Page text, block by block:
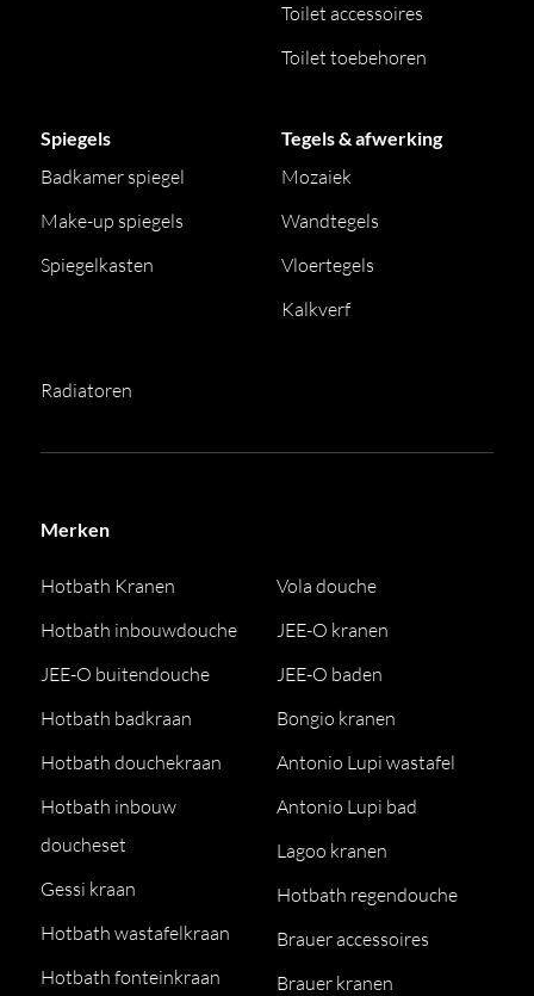
Toilet accessoires
Toilet toebehoren
Spiegels
Badkamer spiegel
Make-up spiegels
Spiegelkasten
Tegels & afwerking
Mozaiek
Wandtegels
Vloertegels
Kalkverf
Radiatoren
Merken
Hotbath Kranen
Hotbath inbouwdouche
JEE-O buitendouche
Hotbath badkraan
Hotbath douchekraan
Hotbath inbouw
doucheset
Gessi kraan
Hotbath wastafelkraan
Hotbath fonteinkraan
Vola douche
JEE-O kranen
JEE-O baden
Bongio kranen
Antonio Lupi wastafel
Antonio Lupi bad
Lagoo kranen
Hotbath regendouche
Brauer accessoires
Brauer kranen